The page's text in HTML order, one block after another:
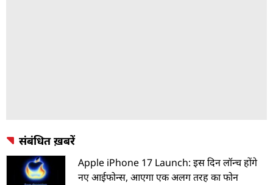
संबंधित ख़बरें
Apple iPhone 17 Launch: इस दिन लॉन्च होंगे
नए आईफोन्स, आएगा एक अलग तरह का फोन